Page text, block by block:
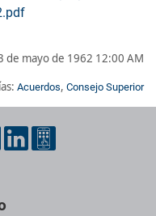
de mayo de 1962 12:00 AM
Acuerdos, Consejo Superior
redes sociales y